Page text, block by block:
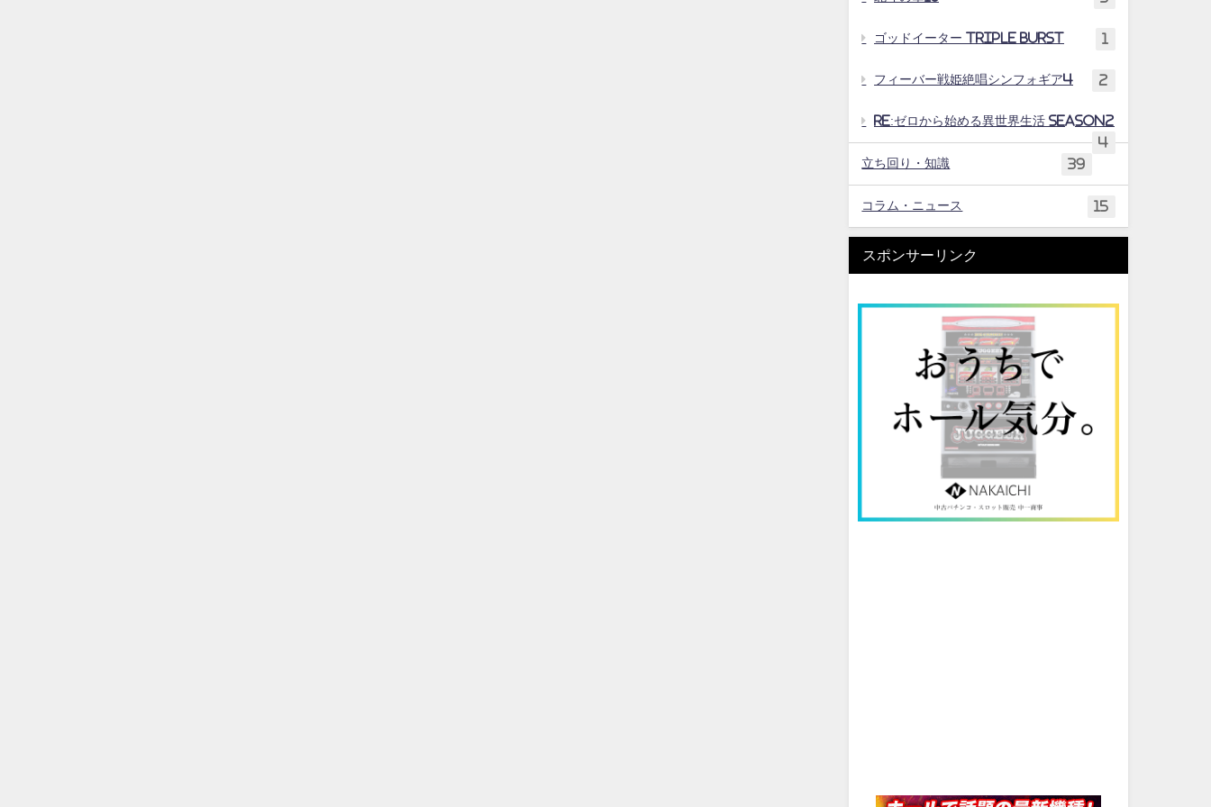
ゴッドイーター TRIPLE BURST
フィーバー戦姫絶唱シンフォギア4 2
Re:ゼロから始める異世界生活 season2
4
立ち回り・知識
39
コラム・ニュース 15
スポンサーリンク